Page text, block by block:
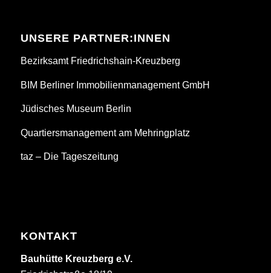
UNSERE PARTNER:INNEN
Bezirksamt Friedrichshain-Kreuzberg
BIM Berliner Immobilienmanagement GmbH
Jüdisches Museum Berlin
Quartiersmanagement am Mehringplatz
taz – Die Tageszeitung
KONTAKT
Bauhütte Kreuzberg e.V.